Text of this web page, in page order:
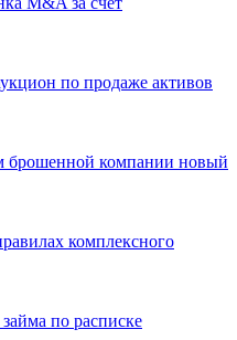
по продаже активов
брошенной компании новый
комплексного
по расписке